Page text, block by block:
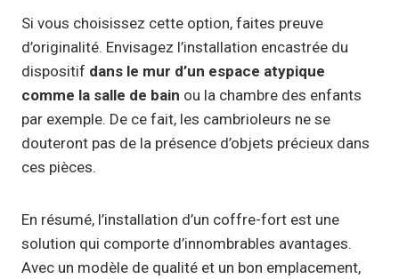
Si vous choisissez cette option, faites preuve
d’originalité. Envisagez l’installation encastrée du
dispositif dans le mur d’un espace atypique
comme la salle de bain ou la chambre des enfants
par exemple. De ce fait, les cambrioleurs ne se
douteront pas de la présence d’objets précieux dans
ces pièces.
En résumé, l’installation d’un coffre-fort est une
solution qui comporte d’innombrables avantages.
Avec un modèle de qualité et un bon emplacement,